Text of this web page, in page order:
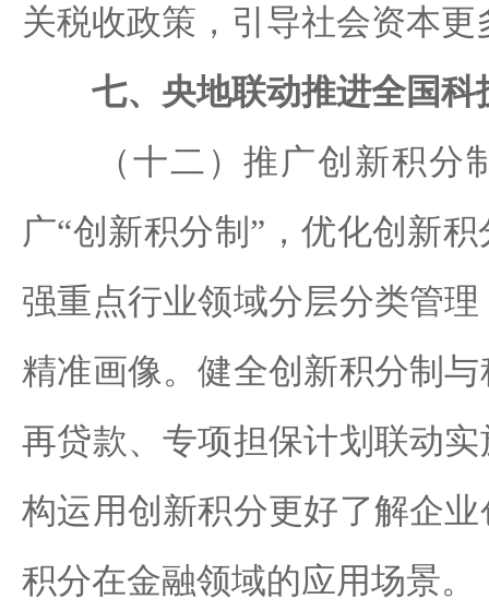
关税收政策，引导社会资本
七、央地联动推进全国科
（十二）推广创新积分
广“创新积分制”，优化创新
强重点行业领域分层分类管
精准画像。健全创新积分制
再贷款、专项担保计划联动
构运用创新积分更好了解企
积分在金融领域的应用场景。